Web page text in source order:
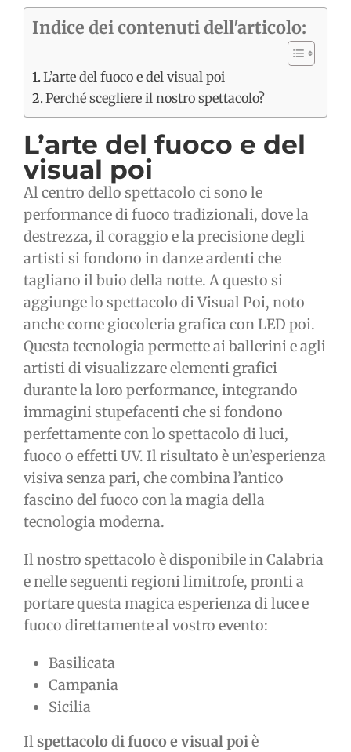
Indice dei contenuti dell'articolo:
L’arte del fuoco e del visual poi
Perché scegliere il nostro spettacolo?
L’arte del fuoco e del
visual poi
Al centro dello spettacolo ci sono le
performance di fuoco tradizionali, dove la
destrezza, il coraggio e la precisione degli
artisti si fondono in danze ardenti che
tagliano il buio della notte. A questo si
aggiunge lo spettacolo di Visual Poi, noto
anche come giocoleria grafica con LED poi.
Questa tecnologia permette ai ballerini e agli
artisti di visualizzare elementi grafici
durante la loro performance, integrando
immagini stupefacenti che si fondono
perfettamente con lo spettacolo di luci,
fuoco o effetti UV. Il risultato è un’esperienza
visiva senza pari, che combina l’antico
fascino del fuoco con la magia della
tecnologia moderna.
Il nostro spettacolo è disponibile in Calabria
e nelle seguenti regioni limitrofe, pronti a
portare questa magica esperienza di luce e
fuoco direttamente al vostro evento:
Basilicata
Campania
Sicilia
Ilspettacolo di fuoco e visual poiè